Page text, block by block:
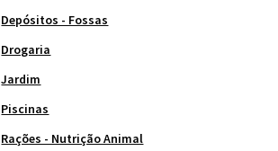
Depósitos - Fossas
Drogaria
Jardim
Piscinas
Rações - Nutrição Animal